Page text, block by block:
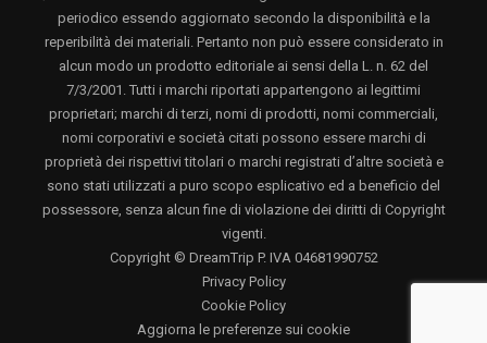
periodico essendo aggiornato secondo la disponibilità e la
reperibilità dei materiali. Pertanto non può essere considerato in
alcun modo un prodotto editoriale ai sensi della L. n. 62 del
7/3/2001. Tutti i marchi riportati appartengono ai legittimi
proprietari; marchi di terzi, nomi di prodotti, nomi commerciali,
nomi corporativi e società citati possono essere marchi di
proprietà dei rispettivi titolari o marchi registrati d’altre società e
sono stati utilizzati a puro scopo esplicativo ed a beneficio del
possessore, senza alcun fine di violazione dei diritti di Copyright
vigenti.
Copyright © DreamTrip P. IVA 04681990752
Privacy Policy
Cookie Policy
Aggiorna le preferenze sui cookie